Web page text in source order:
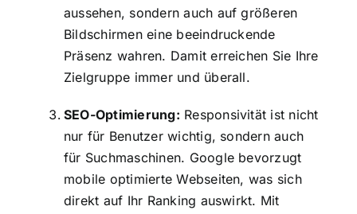
aussehen, sondern auch auf größeren
Bildschirmen eine beeindruckende
Präsenz wahren. Damit erreichen Sie Ihre
Zielgruppe immer und überall.
SEO-Optimierung: Responsivität ist nicht
nur für Benutzer wichtig, sondern auch
für Suchmaschinen. Google bevorzugt
mobile optimierte Webseiten, was sich
direkt auf Ihr Ranking auswirkt. Mit